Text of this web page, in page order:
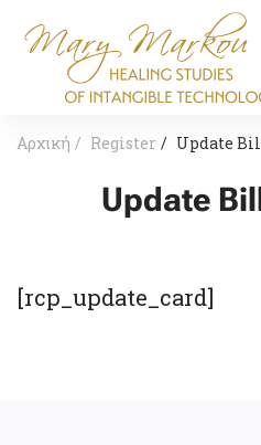
Αρχική Register Update
Update
[rcp_update_card]